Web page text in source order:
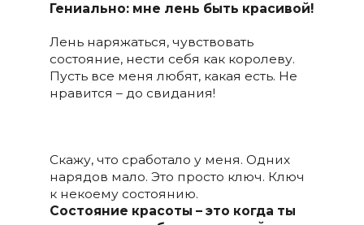
Гениально: мне лень быть красивой!
Лень наряжаться, чувствовать
состояние, нести себя как королеву.
Пусть все меня любят, какая есть. Не
нравится – до свидания!
Скажу, что сработало у меня. Одних
нарядов мало. Это просто ключ. Ключ
к некоему состоянию.
Состояние красоты – это когда ты